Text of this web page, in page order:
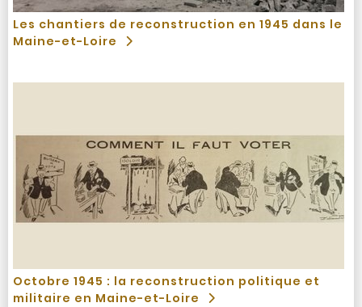
Les chantiers de reconstruction en 1945 dans le
Maine-et-Loire
Octobre 1945 : la reconstruction politique et
militaire en Maine-et-Loire